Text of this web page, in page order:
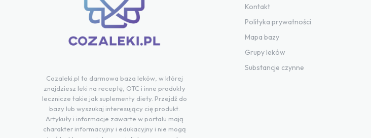
Cozaleki.pl to darmowa baza leków, w której
znajdziesz leki na receptę, OTC i inne produkty
lecznicze takie jak suplementy diety. Przejdź do
bazy lub wyszukaj interesujący cię produkt.
Artykuły i informacje zawarte w portalu mają
charakter informacyjny i edukacyjny i nie mogą
Kontakt
Polityka prywatności
Mapa bazy
Grupy leków
Substancje czynne